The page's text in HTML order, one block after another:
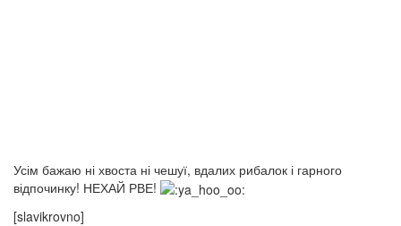
Усім бажаю ні хвоста ні чешуї, вдалих рибалок і гарного
відпочинку! НЕХАЙ РВЕ!
[slavikrovno]